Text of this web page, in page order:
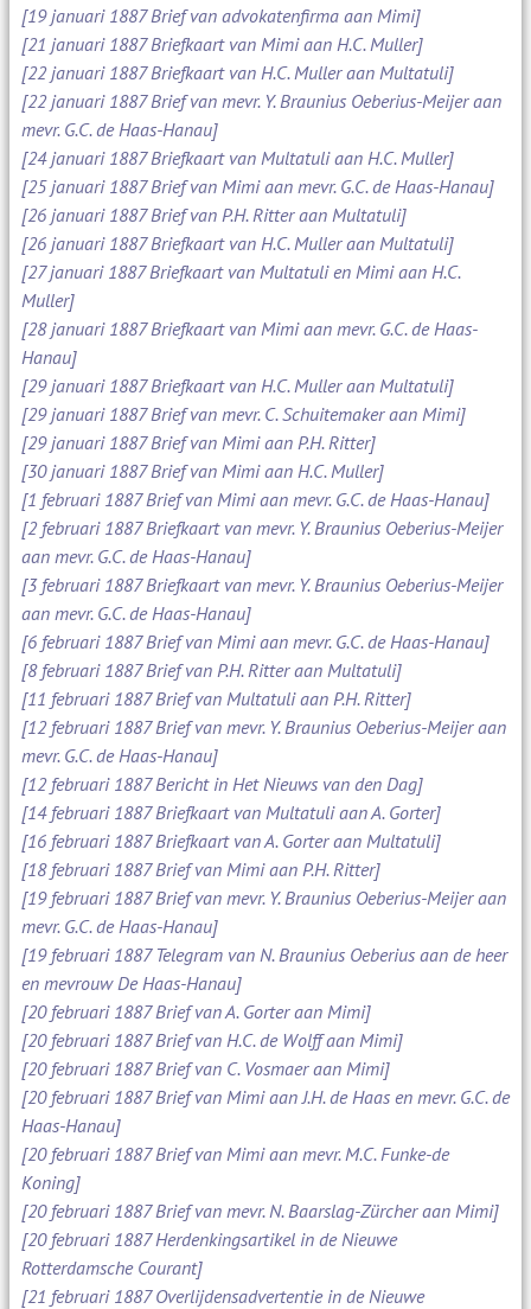
[19 januari 1887 Brief van advokatenfirma aan Mimi]
[21 januari 1887 Briefkaart van Mimi aan H.C. Muller]
[22 januari 1887 Briefkaart van H.C. Muller aan Multatuli]
[22 januari 1887 Brief van mevr. Y. Braunius Oeberius-Meijer aan
mevr. G.C. de Haas-Hanau]
[24 januari 1887 Briefkaart van Multatuli aan H.C. Muller]
[25 januari 1887 Brief van Mimi aan mevr. G.C. de Haas-Hanau]
[26 januari 1887 Brief van P.H. Ritter aan Multatuli]
[26 januari 1887 Briefkaart van H.C. Muller aan Multatuli]
[27 januari 1887 Briefkaart van Multatuli en Mimi aan H.C.
Muller]
[28 januari 1887 Briefkaart van Mimi aan mevr. G.C. de Haas-
Hanau]
[29 januari 1887 Briefkaart van H.C. Muller aan Multatuli]
[29 januari 1887 Brief van mevr. C. Schuitemaker aan Mimi]
[29 januari 1887 Brief van Mimi aan P.H. Ritter]
[30 januari 1887 Brief van Mimi aan H.C. Muller]
[1 februari 1887 Brief van Mimi aan mevr. G.C. de Haas-Hanau]
[2 februari 1887 Briefkaart van mevr. Y. Braunius Oeberius-Meijer
aan mevr. G.C. de Haas-Hanau]
[3 februari 1887 Briefkaart van mevr. Y. Braunius Oeberius-Meijer
aan mevr. G.C. de Haas-Hanau]
[6 februari 1887 Brief van Mimi aan mevr. G.C. de Haas-Hanau]
[8 februari 1887 Brief van P.H. Ritter aan Multatuli]
[11 februari 1887 Brief van Multatuli aan P.H. Ritter]
[12 februari 1887 Brief van mevr. Y. Braunius Oeberius-Meijer aan
mevr. G.C. de Haas-Hanau]
[12 februari 1887 Bericht in Het Nieuws van den Dag]
[14 februari 1887 Briefkaart van Multatuli aan A. Gorter]
[16 februari 1887 Briefkaart van A. Gorter aan Multatuli]
[18 februari 1887 Brief van Mimi aan P.H. Ritter]
[19 februari 1887 Brief van mevr. Y. Braunius Oeberius-Meijer aan
mevr. G.C. de Haas-Hanau]
[19 februari 1887 Telegram van N. Braunius Oeberius aan de heer
en mevrouw De Haas-Hanau]
[20 februari 1887 Brief van A. Gorter aan Mimi]
[20 februari 1887 Brief van H.C. de Wolff aan Mimi]
[20 februari 1887 Brief van C. Vosmaer aan Mimi]
[20 februari 1887 Brief van Mimi aan J.H. de Haas en mevr. G.C. de
Haas-Hanau]
[20 februari 1887 Brief van Mimi aan mevr. M.C. Funke-de
Koning]
[20 februari 1887 Brief van mevr. N. Baarslag-Zürcher aan Mimi]
[20 februari 1887 Herdenkingsartikel in de Nieuwe
Rotterdamsche Courant]
[21 februari 1887 Overlijdensadvertentie in de Nieuwe